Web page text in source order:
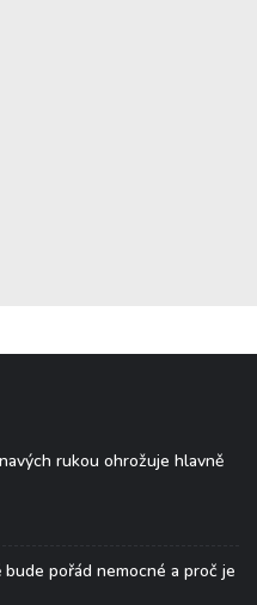
rukou ohrožuje hlavně
pořád nemocné a proč je